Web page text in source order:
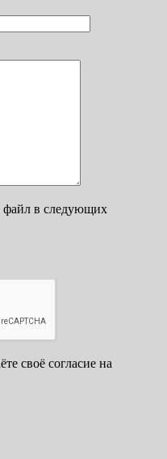
файл в следующих
своё согласие на